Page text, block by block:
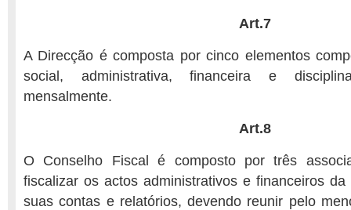
Art.7
A Direcção é composta por cinco elementos
social, administrativa, financeira e
mensalmente.
Art.8
O Conselho Fiscal é composto por três
fiscalizar os actos administrativos e financeiros
suas contas e relatórios, devendo reunir pelo